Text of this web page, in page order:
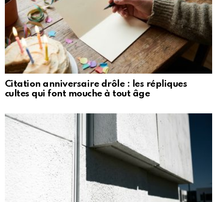
Citation anniversaire drôle : les répliques
cultes qui font mouche à tout âge